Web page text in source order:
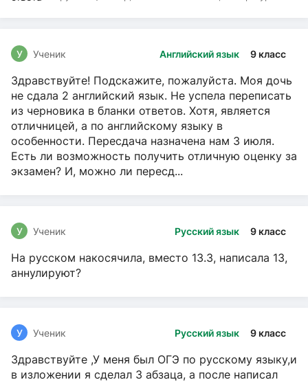
Английский язык 9 класс
У Ученик
Здравствуйте! Подскажите, пожалуйста. Моя дочь
не сдала 2 английский язык. Не успела переписать
из черновика в бланки ответов. Хотя, является
отличницей, а по английскому языку в
особенности. Пересдача назначена нам 3 июля.
Есть ли возможность получить отличную оценку за
экзамен? И, можно ли пересд...
Русский язык 9 класс
У Ученик
На русском накосячила, вместо 13.3, написала 13,
аннулируют?
Русский язык 9 класс
У Ученик
Здравствуйте ,У меня был ОГЭ по русскому языку,и
в изложении я сделал 3 абзаца, а после написал